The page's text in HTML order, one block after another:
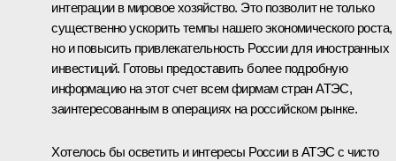
интеграции в мировое хозяйство. Это позволит не только
существенно ускорить темпы нашего экономического роста,
но и повысить привлекательность России для иностранных
инвестиций. Готовы предоставить более подробную
информацию на этот счет всем фирмам стран АТЭС,
заинтересованным в операциях на российском рынке.
Хотелось бы осветить и интересы России в АТЭС с чисто